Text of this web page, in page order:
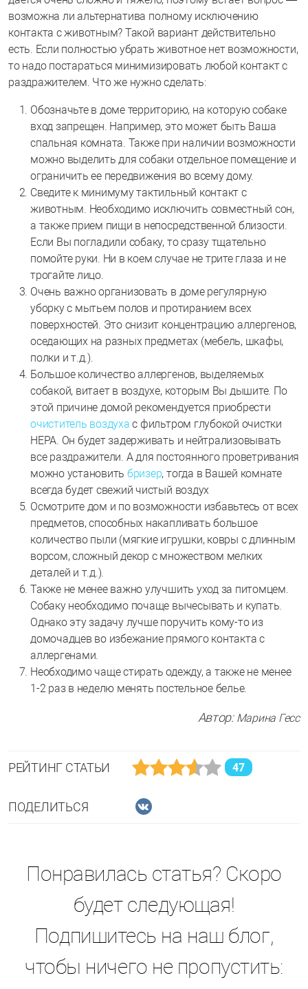
возможна ли альтернатива полному исключению
контакта с животным? Такой вариант действительно
есть. Если полностью убрать животное нет возможности,
то надо постараться минимизировать любой контакт с
раздражителем. Что же нужно сделать:
Обозначьте в доме территорию, на которую собаке
вход запрещен. Например, это может быть Ваша
спальная комната. Также при наличии возможности
можно выделить для собаки отдельное помещение и
ограничить ее передвижения во всему дому.
Сведите к минимуму тактильный контакт с
животным. Необходимо исключить совместный сон,
а также прием пищи в непосредственной близости.
Если Вы погладили собаку, то сразу тщательно
помойте руки. Ни в коем случае не трите глаза и не
трогайте лицо.
Очень важно организовать в доме регулярную
уборку с мытьем полов и протиранием всех
поверхностей. Это снизит концентрацию аллергенов,
оседающих на разных предметах (мебель, шкафы,
полки и т.д.).
Большое количество аллергенов, выделяемых
собакой, витает в воздухе, которым Вы дышите. По
этой причине домой рекомендуется приобрести
очиститель воздуха с фильтром глубокой очистки
HEPA. Он будет задерживать и нейтрализовывать
все раздражители. А для постоянного проветривания
можно установить бризер, тогда в Вашей комнате
всегда будет свежий чистый воздух
Осмотрите дом и по возможности избавьтесь от всех
предметов, способных накапливать большое
количество пыли (мягкие игрушки, ковры с длинным
ворсом, сложный декор с множеством мелких
деталей и т.д.).
Также не менее важно улучшить уход за питомцем.
Собаку необходимо почаще вычесывать и купать.
Однако эту задачу лучше поручить кому-то из
домочадцев во избежание прямого контакта с
аллергенами.
Необходимо чаще стирать одежду, а также не менее
1-2 раз в неделю менять постельное белье.
Автор: Марина Гесс
РЕЙТИНГ СТАТЬИ 47
ПОДЕЛИТЬСЯ
Понравилась статья? Скоро
будет следующая!
Подпишитесь на наш блог,
чтобы ничего не пропустить: